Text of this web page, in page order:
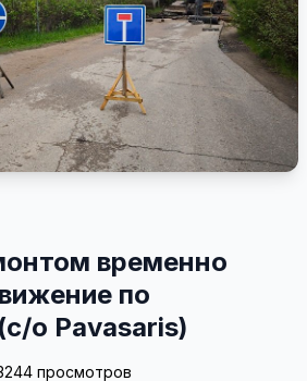
временно
по
о Pavasaris)
просмотров